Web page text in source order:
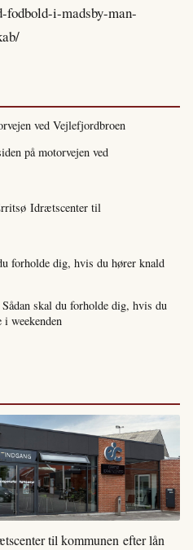
i-madsby-man-
ved Vejlefjordbroen
på motorvejen ved
Idrætscenter til
forholde dig, hvis du hører knald
skal du forholde dig, hvis du
weekenden
til kommunen efter lån